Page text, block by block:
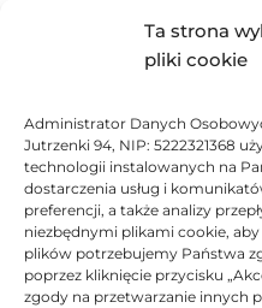
Ta strona
pliki cookie
Administrator Danych
Jutrzenki 94, NIP: 5222321368
technologii instalowanych na
dostarczenia usług i
preferencji, a także analizy
niezbędnymi plikami cookie,
plików potrzebujemy Państwa
poprzez kliknięcie przycisku
zgody na przetwarzanie innych
Tusz HP oryginalny 981Y
Tusz HP Oryginalny 100% Nowy